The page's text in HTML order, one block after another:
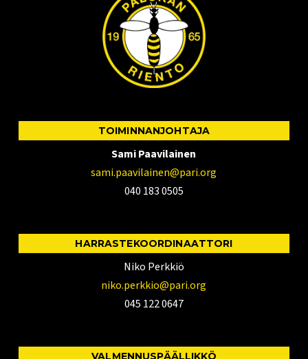
TOIMINNANJOHTAJA
Sami Paavilainen
sami.paavilainen@pari.org
040 183 0505
HARRASTEKOORDINAATTORI
Niko Perkkiö
niko.perkkio@pari.org
045 122 0647
VALMENNUSPÄÄLLIKKÖ